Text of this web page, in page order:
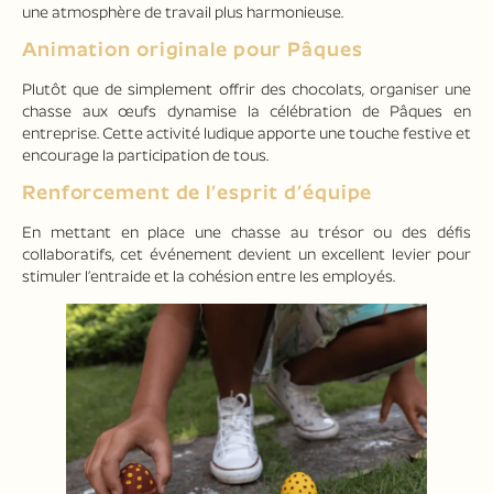
une atmosphère de travail plus harmonieuse.
Animation originale pour Pâques
Plutôt que de simplement offrir des chocolats, organiser une
chasse aux œufs dynamise la célébration de Pâques en
entreprise. Cette activité ludique apporte une touche festive et
encourage la participation de tous.
Renforcement de l’esprit d’équipe
En mettant en place une chasse au trésor ou des défis
collaboratifs, cet événement devient un excellent levier pour
stimuler l’entraide et la cohésion entre les employés.